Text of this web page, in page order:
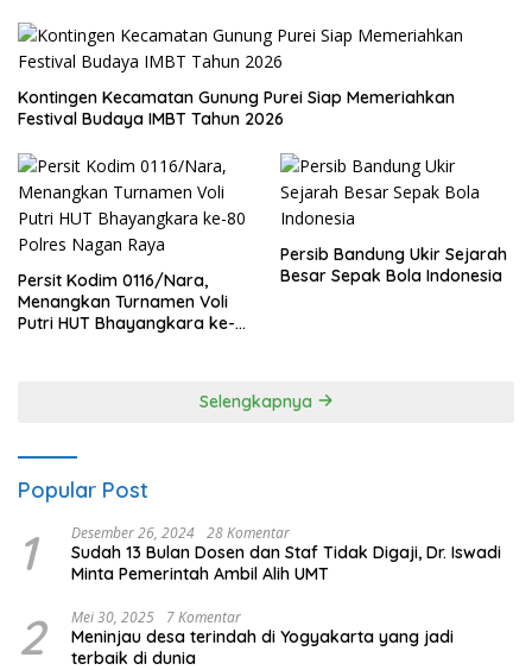
Kontingen Kecamatan Gunung Purei Siap Memeriahkan
Festival Budaya IMBT Tahun 2026
Persit Kodim 0116/Nara,
Menangkan Turnamen Voli
Putri HUT Bhayangkara ke-
Persib Bandung Ukir Sejarah
Besar Sepak Bola Indonesia
Selengkapnya
Popular Post
1 Desember 26, 2024 28 Komentar
Sudah 13 Bulan Dosen dan Staf Tidak Digaji, Dr. Iswadi
Minta Pemerintah Ambil Alih UMT
2 Mei 30, 2025 7 Komentar
Meninjau desa terindah di Yogyakarta yang jadi
terbaik di dunia